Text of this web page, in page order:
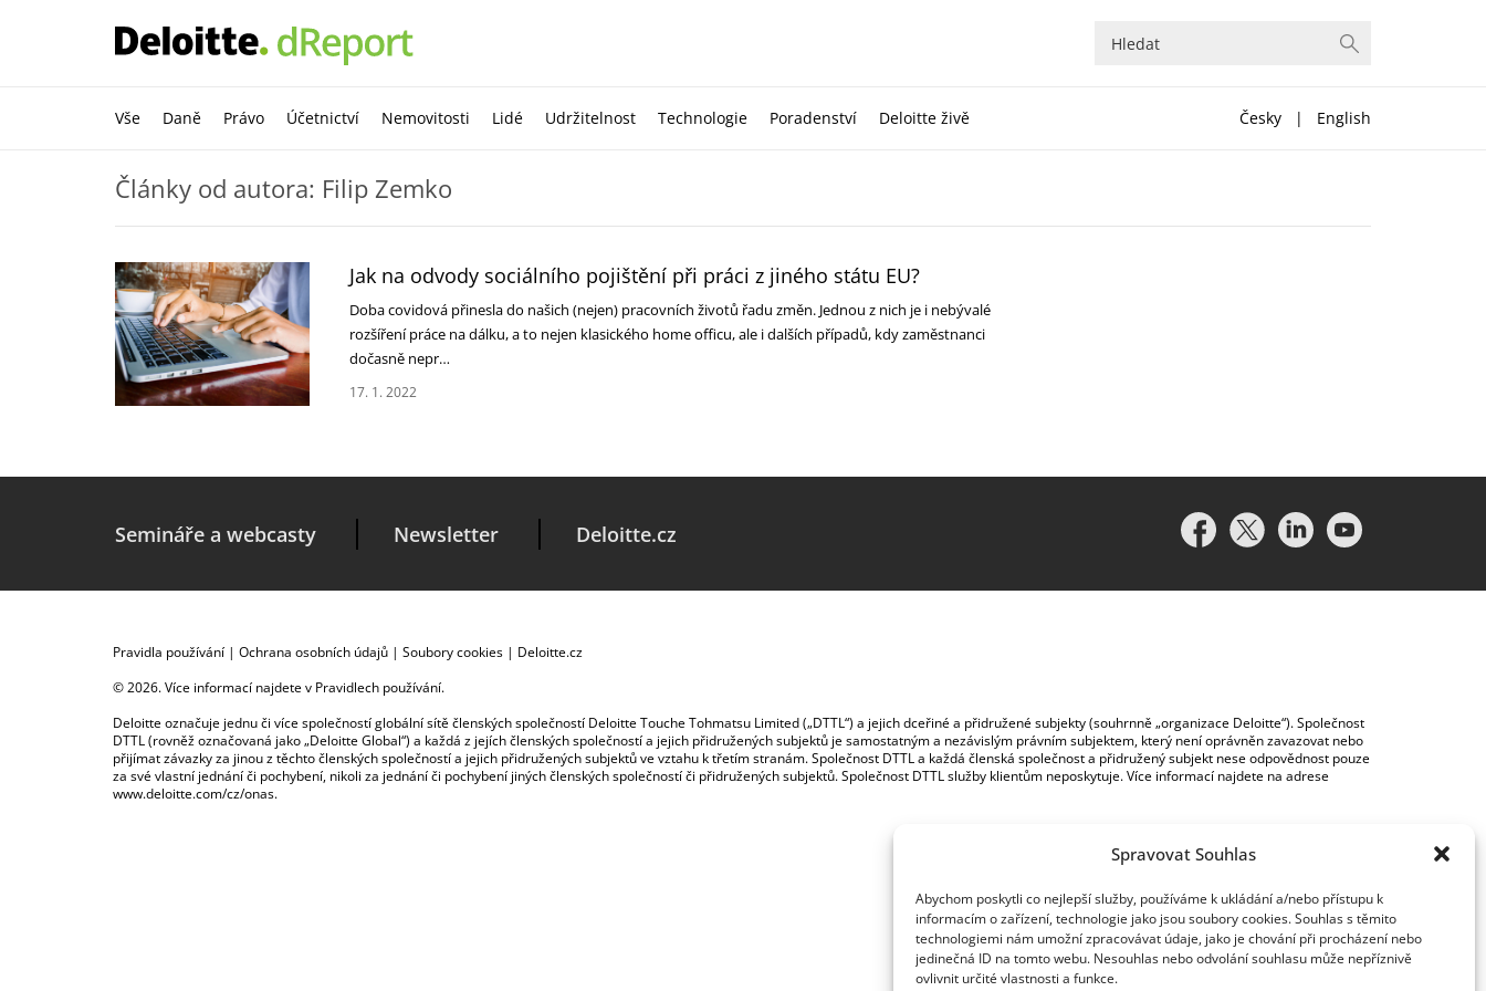
Spravovat Souhlas
Abychom poskytli co nejlepší služby, používáme k ukládání a/nebo přístupu k
informacím o zařízení, technologie jako jsou soubory cookies. Souhlas s těmito
technologiemi nám umožní zpracovávat údaje, jako je chování při procházení nebo
jedinečná ID na tomto webu. Nesouhlas nebo odvolání souhlasu může nepříznivě
ovlivnit určité vlastnosti a funkce.
Vše Daně Právo Účetnictví Nemovitosti Lidé Udržitelnost Technologie Poradenství Deloitte živě Česky | English
Články od autora: Filip Zemko
Jak na odvody sociálního pojištění při práci z jiného státu EU?
Doba covidová přinesla do našich (nejen) pracovních životů řadu změn. Jednou z nich je i nebývalé
rozšíření práce na dálku, a to nejen klasického home officu, ale i dalších případů, kdy zaměstnanci
dočasně nepr…
17. 1. 2022
Semináře a webcasty Newsletter Deloitte.cz
Pravidla používání | Ochrana osobních údajů | Soubory cookies | Deloitte.cz
© 2026. Více informací najdete v Pravidlech používání.
Deloitte označuje jednu či více společností globální sítě členských společností Deloitte Touche Tohmatsu Limited („DTTL“) a jejich dceřiné a přidružené subjekty (souhrnně „organizace Deloitte“). Společnost
DTTL (rovněž označovaná jako „Deloitte Global“) a každá z jejích členských společností a jejich přidružených subjektů je samostatným a nezávislým právním subjektem, který není oprávněn zavazovat nebo
přijímat závazky za jinou z těchto členských společností a jejich přidružených subjektů ve vztahu k třetím stranám. Společnost DTTL a každá členská společnost a přidružený subjekt nese odpovědnost pouze
za své vlastní jednání či pochybení, nikoli za jednání či pochybení jiných členských společností či přidružených subjektů. Společnost DTTL služby klientům neposkytuje. Více informací najdete na adrese
www.deloitte.com/cz/onas.